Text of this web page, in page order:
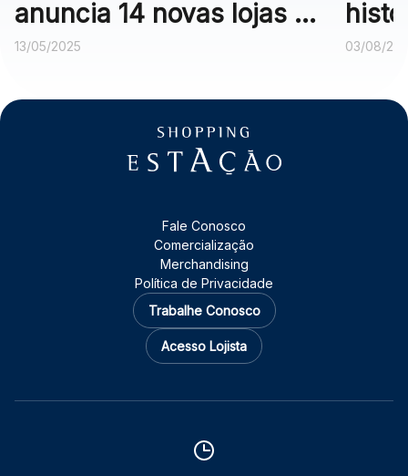
anuncia 14 novas lojas e
campanha com carro de
13/05/2025
do
03/08/
Fale Conosco
Comercialização
Merchandising
Política de Privacidade
Trabalhe Conosco
Acesso Lojista